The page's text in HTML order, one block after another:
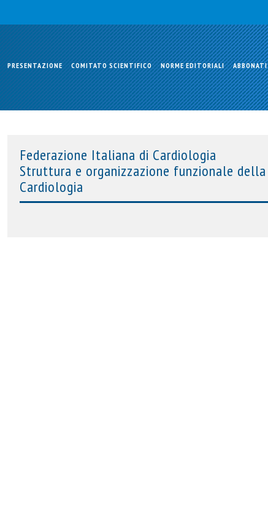
PRESENTAZIONE COMITATO SCIENTIFICO NORME EDITORIALI ABBONATI
Federazione Italiana di Cardiologia
Struttura e organizzazione funzionale della
Cardiologia